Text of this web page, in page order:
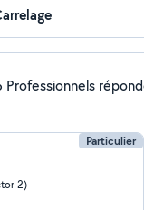
Professionnels
Particulier
2)